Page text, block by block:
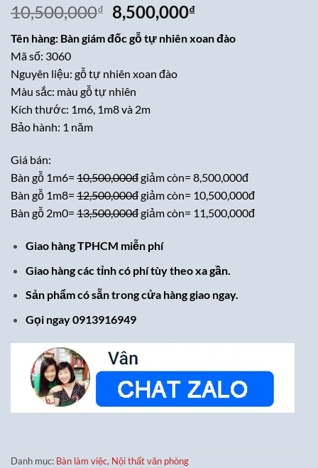
10,500,000₫
Giá
gốc
là:
8,500,000₫Giá
tại
Tên hàng: Bàn giám đốc gỗ tự nhiên xoan đào
Mã số: 3060
Nguyên liệu: gỗ tự nhiên xoan đào
Màu sắc: màu gỗ tự nhiên
Kích thước: 1m6, 1m8 và 2m
Bảo hành: 1 năm
Giá bán:
Bàn gỗ 1m6= 10,500,000đgiảm còn= 8,500,000đ
Bàn gỗ 1m8= 12,500,000đgiảm còn= 10,500,000đ
Bàn gỗ 2m0= 13,500,000đgiảm còn= 11,500,000đ
Giao hàng TPHCM miễn phí
Giao hàng các tỉnh có phí tùy theo xa gần.
Sản phẩm có sẵn trong cửa hàng giao ngay.
Gọi ngay 0913916949
Danh mục: Bàn làm việc, Nội thất văn phòng